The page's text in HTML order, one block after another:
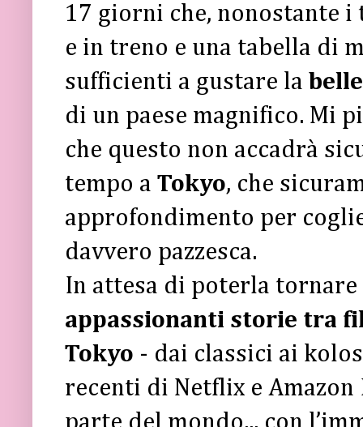
17 giorni che, nonostante
e in treno e una tabella di
sufficienti a gustare la
di un paese magnifico. Mi
che questo non accadrà
tempo a Tokyo, che
approfondimento per
davvero pazzesca.
In attesa di poterla
appassionanti storie tra
Tokyo - dai classici ai
recenti di Netflix e